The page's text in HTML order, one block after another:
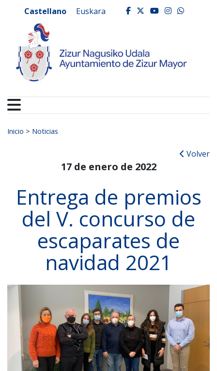
Ayuntamiento de
Castellano Euskara facebook
twitter
youtube
Buscar:
Inicio > Noticias
Volver
17 de enero de 2022
Entrega de premios
del V. concurso de
escaparates de
navidad 2021